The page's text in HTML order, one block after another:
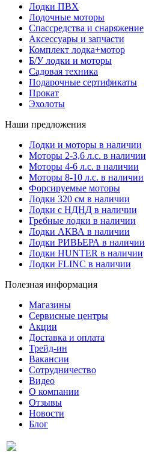
Лодки ПВХ
Лодочные моторы
Спассредства и снаряжение
Аксессуары и запчасти
Комплект лодка+мотор
Б/У лодки и моторы
Садовая техника
Подарочные сертификаты
Прокат
Эхолоты
Наши предложения
Лодки и моторы в наличии
Моторы 2-3,6 л.с. в наличии
Моторы 4-6 л.с. в наличии
Моторы 8-10 л.с. в наличии
Форсируемые моторы
Лодки 320 см в наличии
Лодки с НДНД в наличии
Гребные лодки в наличии
Лодки АКВА в наличии
Лодки РИВЬЕРА в наличии
Лодки HUNTER в наличии
Лодки FLINC в наличии
Полезная информация
Магазины
Сервисные центры
Акции
Доставка и оплата
Трейд-ин
Вакансии
Сотрудничество
Видео
О компании
Отзывы
Новости
Блог